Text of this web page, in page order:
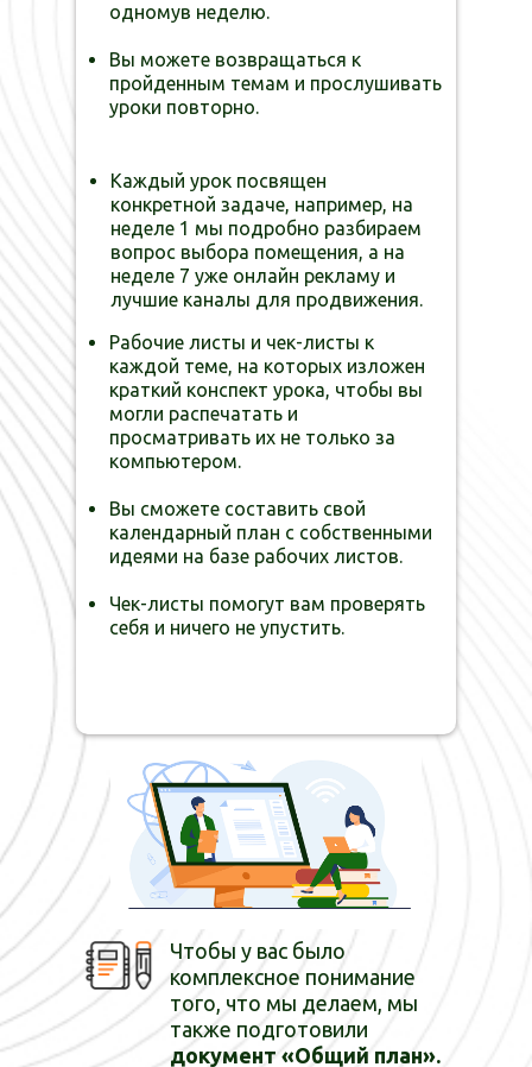
одномув неделю.
Вы можете возвращаться к
пройденным темам и прослушивать
уроки повторно.
Рабочие листы и чек-листы к
каждой теме, на которых изложен
краткий конспект урока, чтобы вы
могли распечатать и
просматривать их не только за
компьютером.
Вы сможете составить свой
календарный план с собственными
идеями на базе рабочих листов.
Чек-листы помогут вам проверять
себя и ничего не упустить.
Каждый урок посвящен
конкретной задаче, например, на
неделе 1 мы подробно разбираем
вопрос выбора помещения, а на
неделе 7 уже онлайн рекламу и
лучшие каналы для продвижения.
Чтобы у вас было
комплексное понимание
того, что мы делаем, мы
также подготовили
документ «Общий план».